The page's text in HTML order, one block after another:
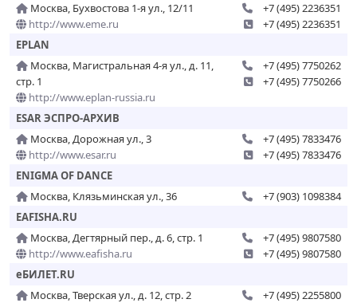
Москва, Бухвостова 1-я ул., 12/11
http://www.eme.ru
+7 (495) 2236351
+7 (495) 2236351
EPLAN
Москва, Магистральная 4-я ул., д. 11,
стр. 1
http://www.eplan-russia.ru
+7 (495) 7750262
+7 (495) 7750266
ESAR ЭСПРО-АРХИВ
Москва, Дорожная ул., 3
http://www.esar.ru
+7 (495) 7833476
+7 (495) 7833476
ENIGMA OF DANCE
Москва, Клязьминская ул., 36
+7 (903) 1098384
EAFISHA.RU
Москва, Дегтярный пер., д. 6, стр. 1
http://www.eafisha.ru
+7 (495) 9807580
+7 (495) 9807580
eБИЛЕТ.RU
Москва, Тверская ул., д. 12, стр. 2
+7 (495) 2255800